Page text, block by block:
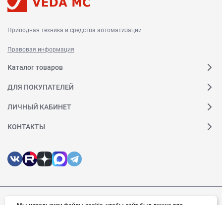
Приводная техника и средства автоматизации
Правовая информация
Каталог товаров
ДЛЯ ПОКУПАТЕЛЕЙ
ЛИЧНЫЙ КАБИНЕТ
КОНТАКТЫ